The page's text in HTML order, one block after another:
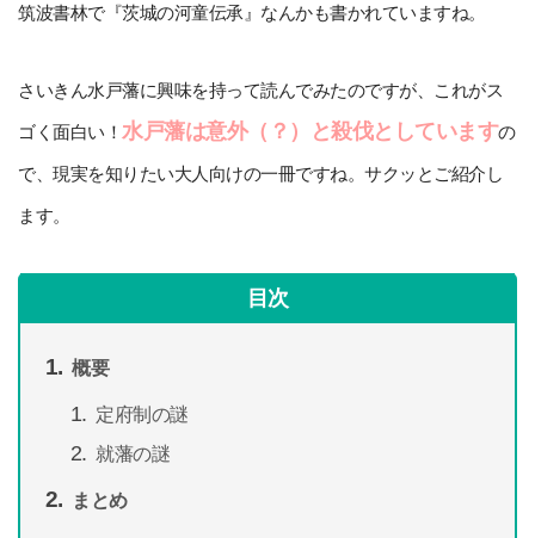
筑波書林で『茨城の河童伝承』なんかも書かれていますね。
さいきん水戸藩に興味を持って読んでみたのですが、これがス
ゴく面白い！ 水戸藩は意外（？）と殺伐としていますの
で、現実を知りたい大人向けの一冊ですね。サクッとご紹介し
ます。
目次
概要
定府制の謎
就藩の謎
まとめ